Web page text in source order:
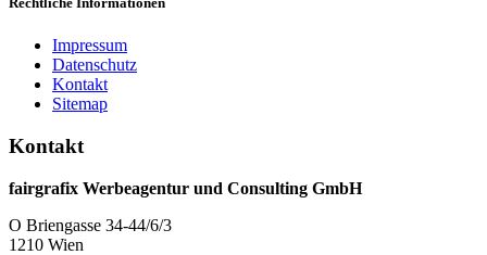
Impressum
Datenschutz
Kontakt
Sitemap
Kontakt
fairgrafix Werbeagentur und Consulting GmbH
O Briengasse 34-44/6/3
1210 Wien